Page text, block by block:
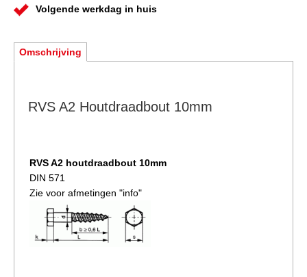
Volgende werkdag in huis
Omschrijving
RVS A2 Houtdraadbout 10mm
RVS A2 houtdraadbout 10mm
DIN 571
Zie voor afmetingen "info"